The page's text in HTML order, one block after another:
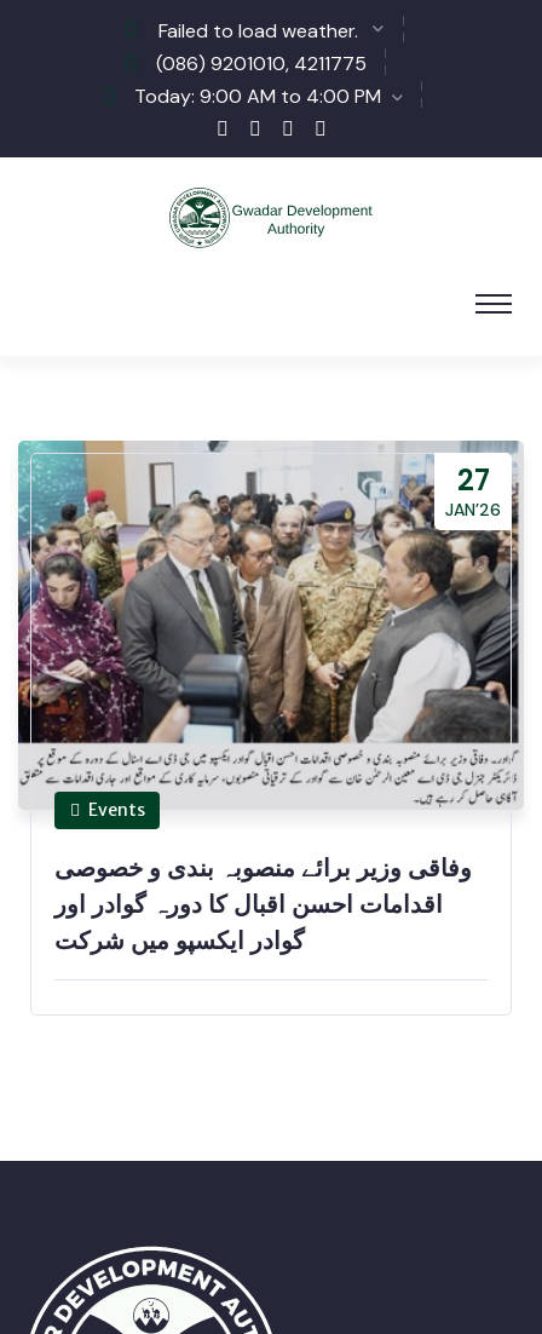
Failed to load weather.
(086) 9201010, 4211775
Today: 9:00 AM to 4:00 PM
27
JAN’26
Events
وفاقی وزیر برائے منصوبہ بندی و خصوصی
اقدامات احسن اقبال کا دورہ گوادر اور
گوادر ایکسپو میں شرکت